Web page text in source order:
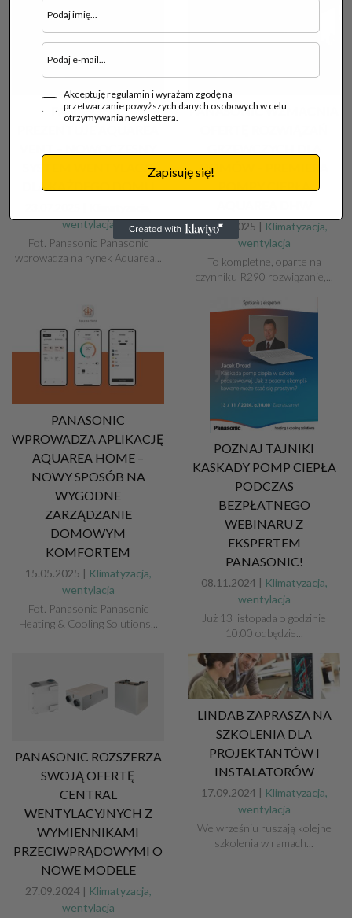
PANASONIC
SYSTEM WENTYLACJI
DLA KAŻDEGO DOMU
wentylacja
Fot. Panasonic Panasonic
wprowadza na rynek Aquarea...
PANASONIC WZMACNIA
DOMÓW – PREMIERA
09.07.2025 | Klimatyzacja,
wentylacja
To kompletne, oparte na
czynniku R290 rozwiązanie,...
PANASONIC
WPROWADZA APLIKACJĘ
AQUAREA HOME –
NOWY SPOSÓB NA
WYGODNE
ZARZĄDZANIE
DOMOWYM
KOMFORTEM
15.05.2025 | Klimatyzacja,
wentylacja
Fot. Panasonic Panasonic
Heating & Cooling Solutions...
POZNAJ TAJNIKI
KASKADY POMP CIEPŁA
PODCZAS
BEZPŁATNEGO
WEBINARU Z
EKSPERTEM
PANASONIC!
08.11.2024 | Klimatyzacja,
wentylacja
Już 13 listopada o godzinie
10:00 odbędzie...
PANASONIC ROZSZERZA
SWOJĄ OFERTĘ
CENTRAL
WENTYLACYJNYCH Z
WYMIENNIKAMI
PRZECIWPRĄDOWYMI O
NOWE MODELE
27.09.2024 | Klimatyzacja,
wentylacja
LINDAB ZAPRASZA NA
SZKOLENIA DLA
PROJEKTANTÓW I
INSTALATORÓW
17.09.2024 | Klimatyzacja,
wentylacja
We wrześniu ruszają kolejne
szkolenia w ramach...
Akceptuję regulamin i wyrażam zgodę na
przetwarzanie powyższych danych osobowych w celu
otrzymywania newslettera.
Zapisuję się!